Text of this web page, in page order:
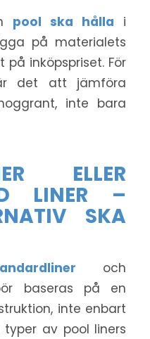
pool ska hålla i
på materialets
inköpspriset. För
det att jämföra
inte bara
ELLER
LINER –
SKA
och
baseras på en
inte enbart
typer av pool liners